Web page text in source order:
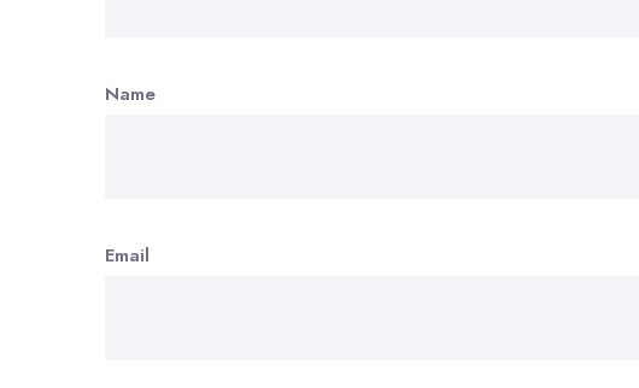
Name
Email